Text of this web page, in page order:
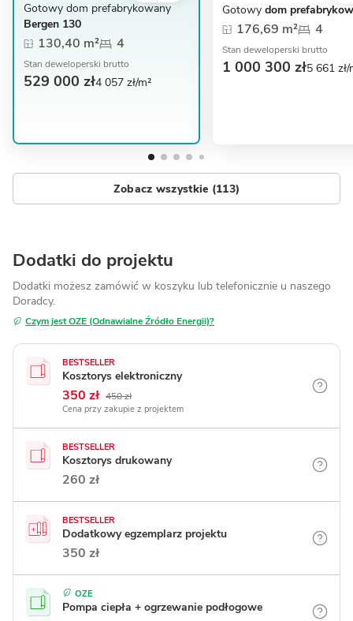
Gotowy dom prefabrykowany
Bergen 130
130,40 m² 4
Stan deweloperski brutto
529 000 zł4 057 zł/m²
Gotowy dom
176,69 m² 4
Stan deweloperski brutto
1 000 300 zł5 661 zł/
Zobacz wszystkie (113)
Dodatki do projektu
Dodatki możesz zamówić w koszyku lub telefonicznie u naszego
Doradcy.
Czym jest OZE (Odnawialne Źródło Energii)?
BESTSELLER
Kosztorys elektroniczny
450 zł
350 zł
Cena przy zakupie z projektem
BESTSELLER
Kosztorys drukowany
260 zł
BESTSELLER
Dodatkowy egzemplarz projektu
350 zł
OZE
Pompa ciepła + ogrzewanie podłogowe